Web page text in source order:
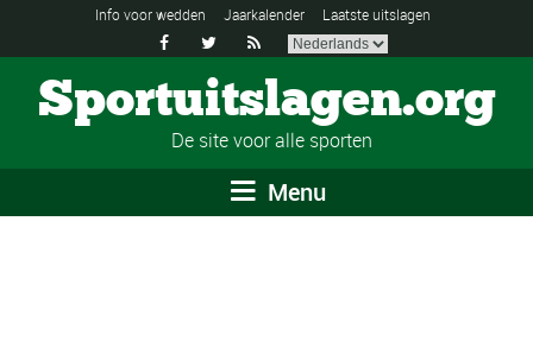
Info voor wedden Jaarkalender Laatste uitslagen
  
Sportuitslagen.org
De site voor alle sporten
Menu